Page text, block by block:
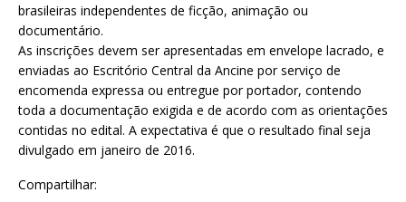
brasileiras independentes de ficção, animação ou
documentário.
As inscrições devem ser apresentadas em envelope lacrado, e
enviadas ao Escritório Central da Ancine por serviço de
encomenda expressa ou entregue por portador, contendo
toda a documentação exigida e de acordo com as orientações
contidas no edital. A expectativa é que o resultado final seja
divulgado em janeiro de 2016.
Compartilhar: